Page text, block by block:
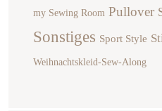
my Sewing Room Pullover
Sonstiges Sport Style
Weihnachtskleid-Sew-Along